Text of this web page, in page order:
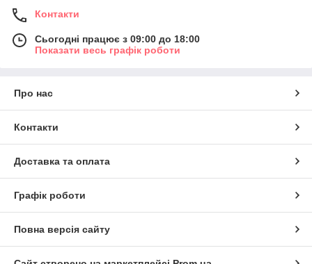
Контакти
Сьогодні працює з 09:00 до 18:00
Показати весь графік роботи
Про нас
Контакти
Доставка та оплата
Графік роботи
Повна версія сайту